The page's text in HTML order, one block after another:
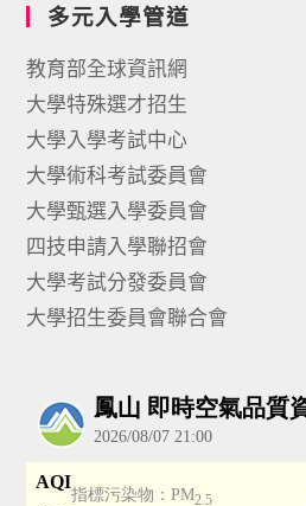
多元入學管道
教育部全球資訊網
大學特殊選才招生
大學入學考試中心
大學術科考試委員會
大學甄選入學委員會
四技申請入學聯招會
大學考試分發委員會
大學招生委員會聯合會